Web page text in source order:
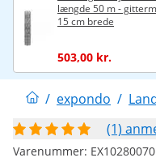
længde 50 m -
15 cm brede
503,00 kr.
/ expondo /
(1)
Varenummer: EX10280070